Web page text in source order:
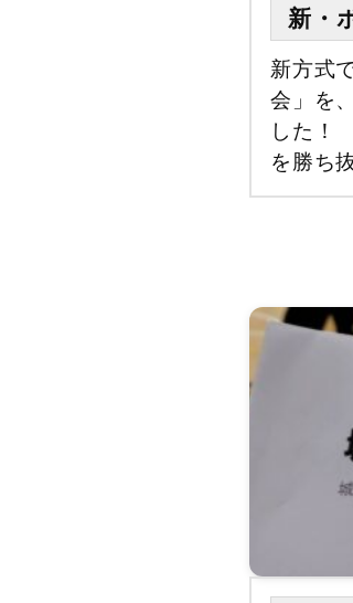
新・
新方式
会」を
した！
を勝ち